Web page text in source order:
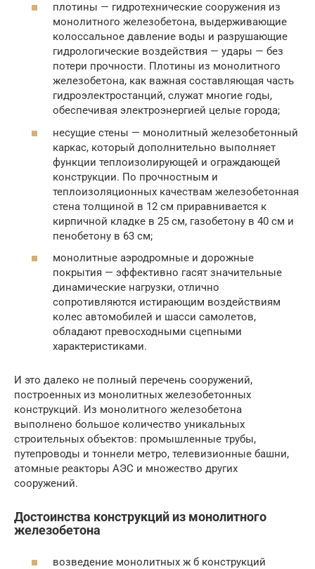
плотины — гидротехнические сооружения из
монолитного железобетона, выдерживающие
колоссальное давление воды и разрушающие
гидрологические воздействия — удары — без
потери прочности. Плотины из монолитного
железобетона, как важная составляющая часть
гидроэлектростанций, служат многие годы,
обеспечивая электроэнергией целые города;
несущие стены — монолитный железобетонный
каркас, который дополнительно выполняет
функции теплоизолирующей и ограждающей
конструкции. По прочностным и
теплоизоляционных качествам железобетонная
стена толщиной в 12 см приравнивается к
кирпичной кладке в 25 см, газобетону в 40 см и
пенобетону в 63 см;
монолитные аэродромные и дорожные
покрытия — эффективно гасят значительные
динамические нагрузки, отлично
сопротивляются истирающим воздействиям
колес автомобилей и шасси самолетов,
обладают превосходными сцепными
характеристиками.
И это далеко не полный перечень сооружений,
построенных из монолитных железобетонных
конструкций. Из монолитного железобетона
выполнено большое количество уникальных
строительных объектов: промышленные трубы,
путепроводы и тоннели метро, телевизионные башни,
атомные реакторы АЭС и множество других
сооружений.
Достоинства конструкций из монолитного
железобетона
возведение монолитных ж б конструкций